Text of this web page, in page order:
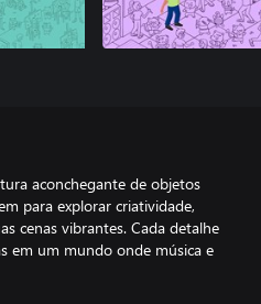
aconchegante de objetos
para explorar criatividade,
cenas vibrantes. Cada detalhe
em um mundo onde música e